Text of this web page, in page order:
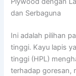
dan Serbaguna
Ini adalah pilihan
tinggi. Kayu lapis
tinggi (HPL)
terhadap goresan,